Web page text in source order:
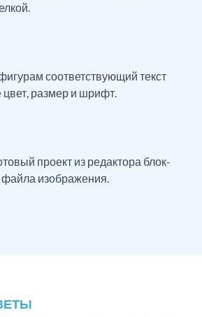
соответствующий текст
цвет, размер и шрифт.
проект из редактора блок-
файла изображения.